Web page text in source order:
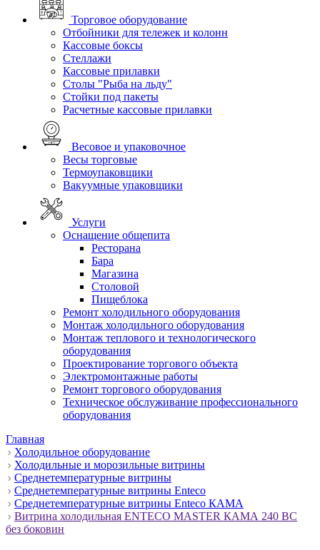
Торговое оборудование
Отбойники для тележек и колонн
Кассовые боксы
Стеллажи
Кассовые прилавки
Столы "Рыба на льду"
Стойки под пакеты
Расчетные кассовые прилавки
Весовое и упаковочное
Весы торговые
Термоупаковщики
Вакуумные упаковщики
Услуги
Оснащение общепита
Ресторана
Бара
Магазина
Столовой
Пищеблока
Ремонт холодильного оборудования
Монтаж холодильного оборудования
Монтаж теплового и технологического
оборудования
Проектирование торгового объекта
Электромонтажные работы
Ремонт торгового оборудования
Техническое обслуживание профессионального
оборудования
Главная
Холодильное оборудование
Холодильные и морозильные витрины
Среднетемпературные витрины
Среднетемпературные витрины Enteco
Среднетемпературные витрины Enteco КАМА
Витрина холодильная ENTECO MASTER КАМА 240 BC
без боковин